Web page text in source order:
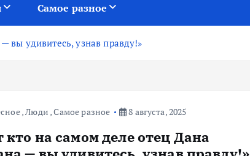
Самое разное
вы удивитесь, узнав правду!»
,Люди ,Самое разное 8 августа, 2025
кто на самом деле отец Дана